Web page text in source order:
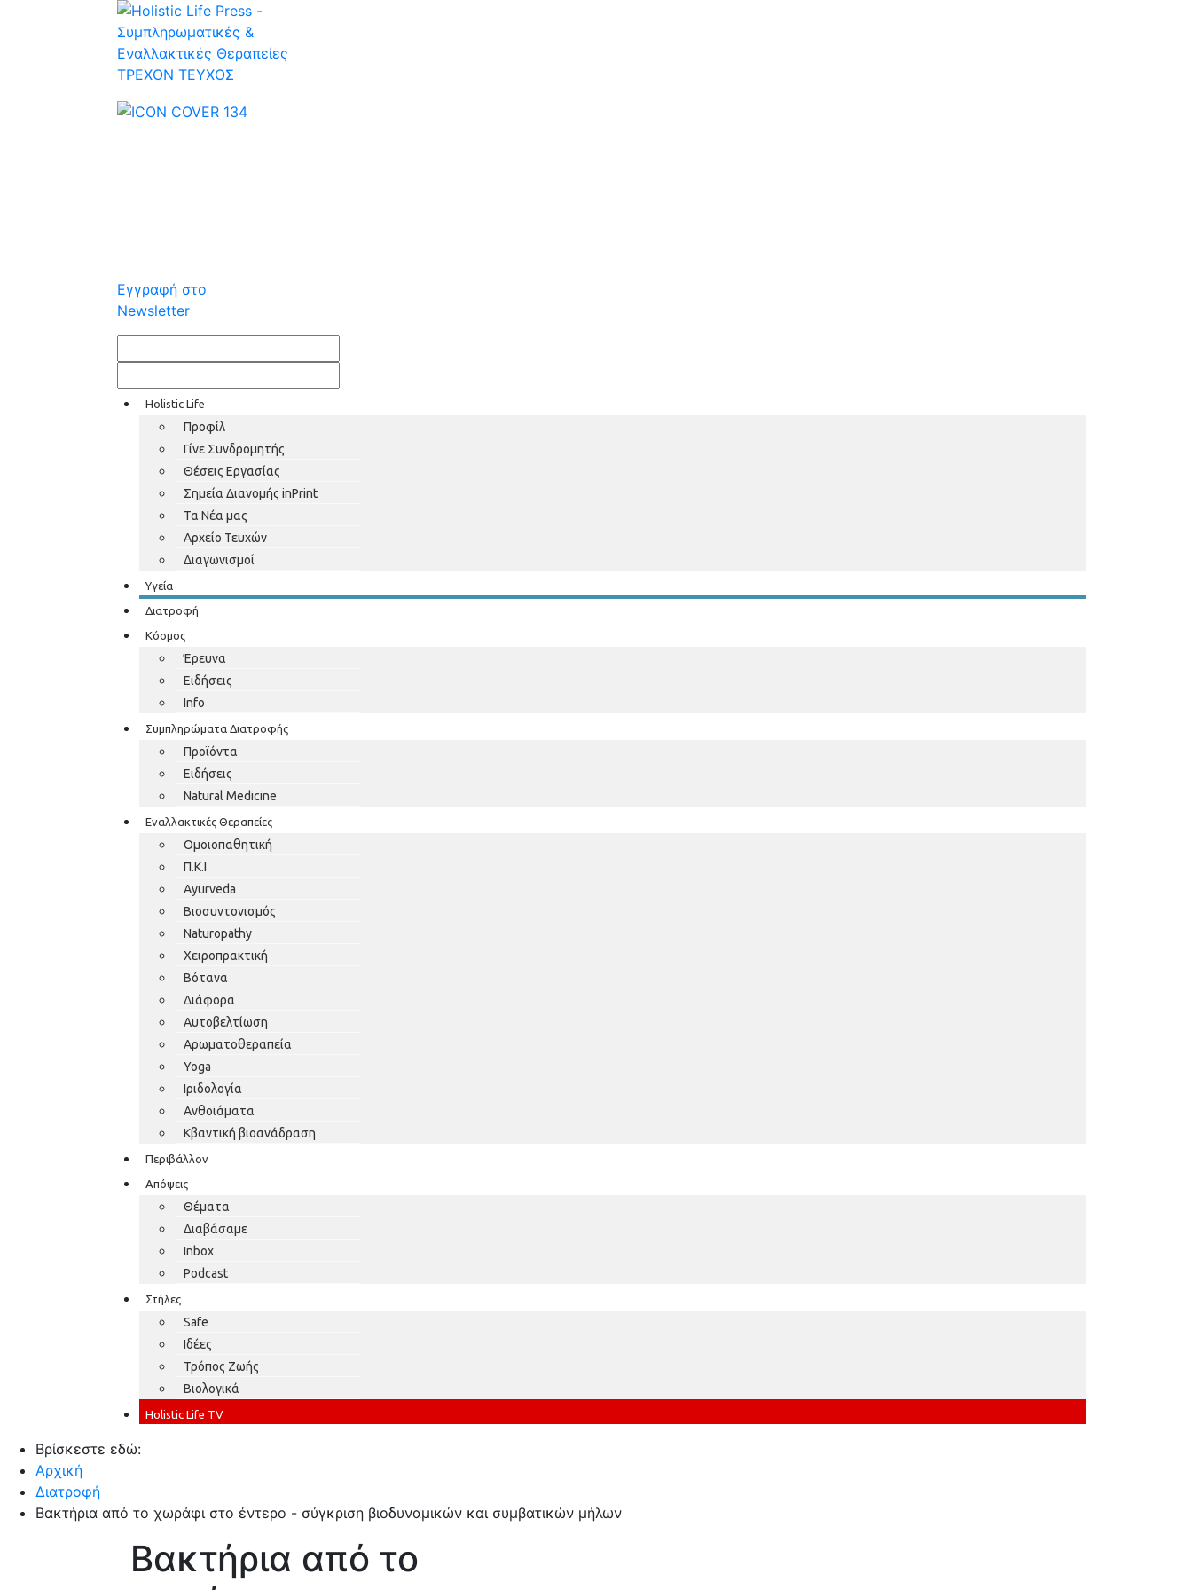
ΤΡΕΧOΝ ΤΕΥΧΟΣ
Εγγραφή στο
Newsletter
Holistic Life
Προφίλ
Γίνε Συνδρομητής
Θέσεις Εργασίας
Σημεία Διανομής inPrint
Τα Νέα μας
Αρχείο Τευχών
Διαγωνισμοί
Υγεία
Διατροφή
Κόσμος
Έρευνα
Ειδήσεις
Info
Συμπληρώματα Διατροφής
Προϊόντα
Ειδήσεις
Natural Medicine
Εναλλακτικές Θεραπείες
Ομοιοπαθητική
Π.Κ.Ι
Ayurveda
Βιοσυντονισμός
Naturopathy
Χειροπρακτική
Βότανα
Διάφορα
Αυτοβελτίωση
Αρωματοθεραπεία
Yoga
Ιριδολογία
Ανθοϊάματα
Κβαντική βιοανάδραση
Περιβάλλον
Απόψεις
Θέματα
Διαβάσαμε
Inbox
Podcast
Στήλες
Safe
Ιδέες
Τρόπος Ζωής
Βιολογικά
Holistic Life TV
Βρίσκεστε εδώ:
Αρχική
Διατροφή
Βακτήρια από το χωράφι στο έντερο - σύγκριση βιοδυναμικών και συμβατικών μήλων
Βακτήρια από το